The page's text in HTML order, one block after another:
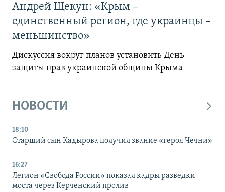
Андрей Щекун: «Крым –
единственный регион, где украинцы –
меньшинство»
Дискуссия вокруг планов установить День
защиты прав украинской общины Крыма
НОВОСТИ
18:10
Старший сын Кадырова получил звание «героя Чечни»
16:27
Легион «Свобода России» показал кадры разведки
моста через Керченский пролив